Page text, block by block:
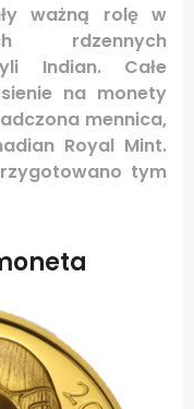
ważną rolę w
rdzennych
Indian. Całe
na monety
mennica,
Royal Mint.
tym